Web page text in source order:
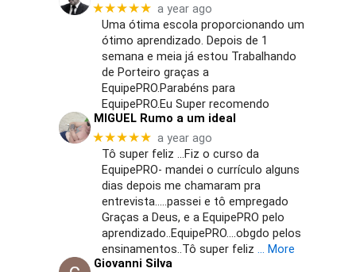
★★★★★ a year ago
Uma ótima escola proporcionando um
ótimo aprendizado. Depois de 1
semana e meia já estou Trabalhando
de Porteiro graças a
EquipePRO.Parabéns para
EquipePRO.Eu Super recomendo
MIGUEL Rumo a um ideal
★★★★★ a year ago
Tô super feliz …Fiz o curso da
EquipePRO- mandei o currículo alguns
dias depois me chamaram pra
entrevista…..passei e tô empregado
Graças a Deus, e a EquipePRO pelo
aprendizado..EquipePRO….obgdo pelos
ensinamentos..Tô super feliz … More
Giovanni Silva